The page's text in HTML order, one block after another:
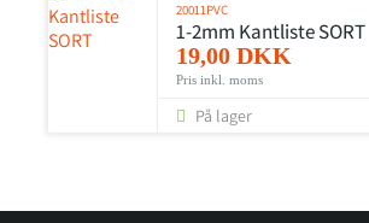
20011PVC
1-2mm Kantliste SORT
19,00 DKK
Pris inkl. moms
På lager